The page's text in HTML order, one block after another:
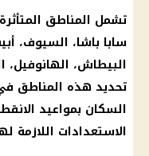
تشمل المناطق
سابا باشا، السيوف،
البيطاش، الهانوفيل،
تحديد هذه المناطق
السكان بمواعيد
الاستعدادات اللازمة